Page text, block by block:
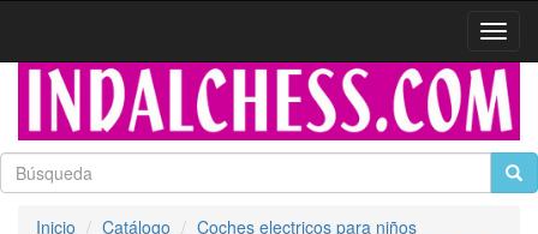
Inicio Catálogo
Coches electricos para niños